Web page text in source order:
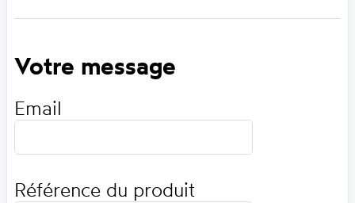
Votre message
Email
Référence du produit